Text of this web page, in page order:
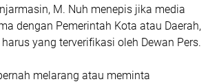
M. Nuh menepis jika media
dengan Pemerintah Kota atau Daerah,
yang terverifikasi oleh Dewan Pers.
melarang atau meminta